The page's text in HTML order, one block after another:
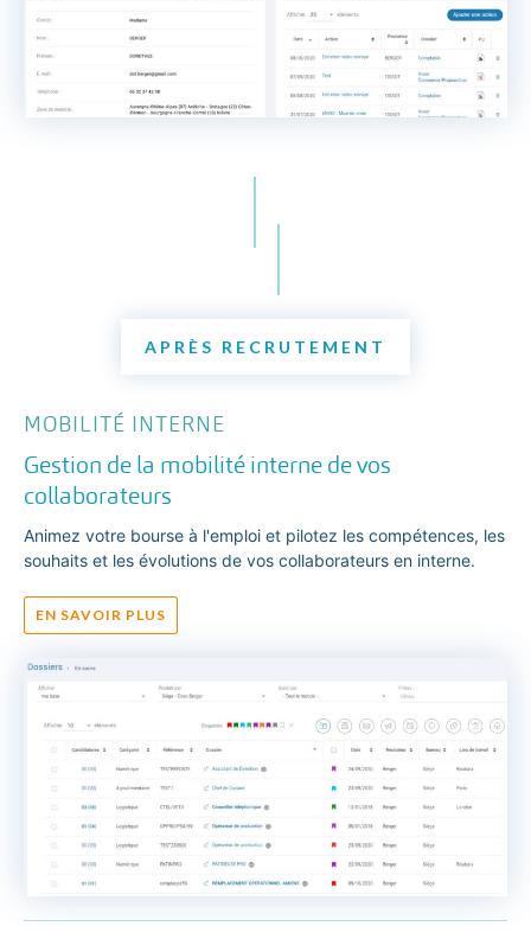
APRÈS RECRUTEMENT
MOBILITÉ INTERNE
Gestion de la mobilité interne de vos
collaborateurs
Animez votre bourse à l'emploi et pilotez les compétences, les
souhaits et les évolutions de vos collaborateurs en interne.
EN SAVOIR PLUS